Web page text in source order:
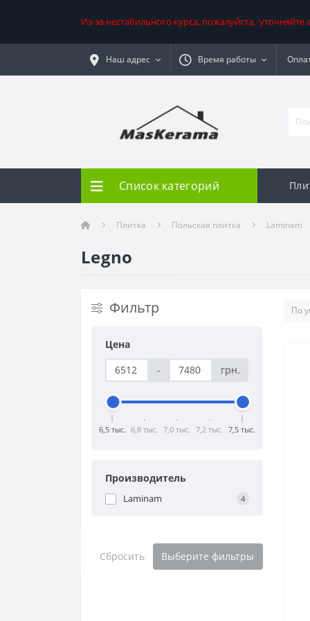
Из-за нестабильного курса, пожалуйста,
Наш адрес Время работы
Список категорий
Плитка Польская плитка Laminam
Legno
Фильтр
Цена
-
грн.
6,5 тыс. 6,8 тыс. 7,0 тыс. 7,2 тыс. 7,5 тыс.
Производитель
Laminam 4
Сбросить Выберите фильтры